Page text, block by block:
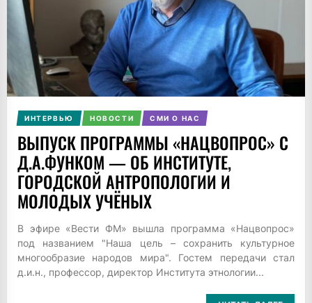
ИНТЕРВЬЮ НОВОСТИ СМИ О НАС
ВЫПУСК ПРОГРАММЫ «НАЦВОПРОС» С
Д.А.ФУНКОМ — ОБ ИНСТИТУТЕ,
ГОРОДСКОЙ АНТРОПОЛОГИИ И
МОЛОДЫХ УЧЁНЫХ
В эфире «Вести ФМ» вышла программа «Нацвопрос»
под названием "Наша цель – сохранить культурное
многообразие народов мира". Гостем передачи стал
д.и.н., профессор, директор Института этнологии...